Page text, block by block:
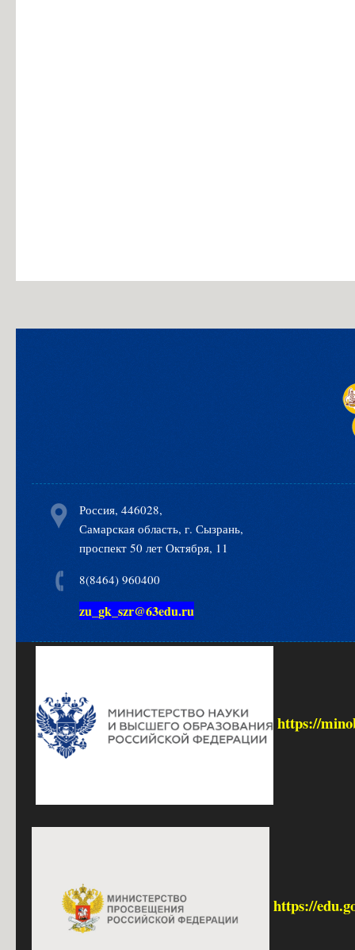
Россия, 446028,
Самарская область, г. Сызрань,
проспект 50 лет Октября, 11
8(8464) 960400
zu_gk_szr@63edu.ru
https://
https://